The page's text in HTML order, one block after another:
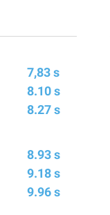
7,83 s
8.10 s
8.27 s
8.93 s
9.18 s
9.96 s